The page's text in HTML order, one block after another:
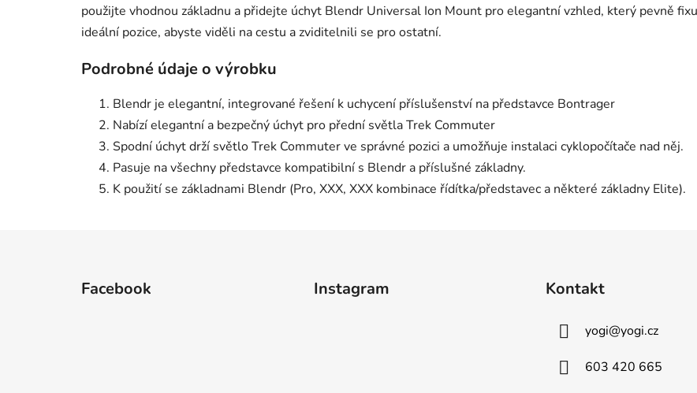
použijte vhodnou základnu a přidejte úchyt Blendr Universal Ion Mount pro elegantní vzhled, který pevně
ideální pozice, abyste viděli na cestu a zviditelnili se pro ostatní.
Podrobné údaje o výrobku
Blendr je elegantní, integrované řešení k uchycení příslušenství na představce Bontrager
Nabízí elegantní a bezpečný úchyt pro přední světla Trek Commuter
Spodní úchyt drží světlo Trek Commuter ve správné pozici a umožňuje instalaci cyklopočítače nad něj.
Pasuje na všechny představce kompatibilní s Blendr a příslušné základny.
K použití se základnami Blendr (Pro, XXX, XXX kombinace řídítka/představec a některé základny Elite).
Facebook Instagram Kontakt
yogi@yogi.cz
603 420 665